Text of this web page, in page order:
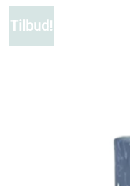
Tilbud!